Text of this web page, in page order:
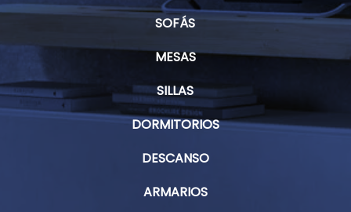
SOFÁS
MESAS
SILLAS
DORMITORIOS
DESCANSO
ARMARIOS